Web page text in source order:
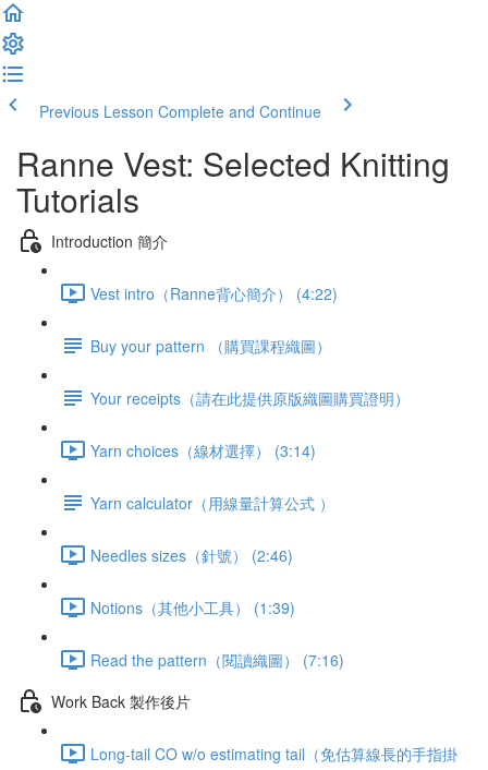
Previous Lesson Complete and Continue
Ranne Vest: Selected Knitting
Tutorials
Introduction 簡介
Vest intro（Ranne背心簡介） (4:22)
Buy your pattern （購買課程織圖）
Your receipts（請在此提供原版織圖購買證明）
Yarn choices（線材選擇） (3:14)
Yarn calculator（用線量計算公式 ）
Needles sizes（針號） (2:46)
Notions（其他小工具） (1:39)
Read the pattern（閱讀織圖） (7:16)
Work Back 製作後片
Long-tail CO w/o estimating tail（免估算線長的手指掛